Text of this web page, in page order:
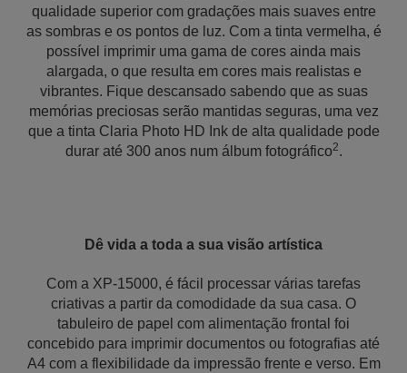
qualidade superior com gradações mais suaves entre
as sombras e os pontos de luz. Com a tinta vermelha, é
possível imprimir uma gama de cores ainda mais
alargada, o que resulta em cores mais realistas e
vibrantes. Fique descansado sabendo que as suas
memórias preciosas serão mantidas seguras, uma vez
que a tinta Claria Photo HD Ink de alta qualidade pode
durar até 300 anos num álbum fotográfico2.
Dê vida a toda a sua visão artística
Com a XP-15000, é fácil processar várias tarefas
criativas a partir da comodidade da sua casa. O
tabuleiro de papel com alimentação frontal foi
concebido para imprimir documentos ou fotografias até
A4 com a flexibilidade da impressão frente e verso. Em